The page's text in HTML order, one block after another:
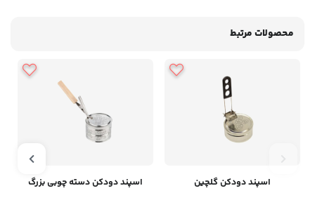
محصولات مرتبط
اسپند دودکن گلچین اسپند دودکن دسته چوبی بزرگ